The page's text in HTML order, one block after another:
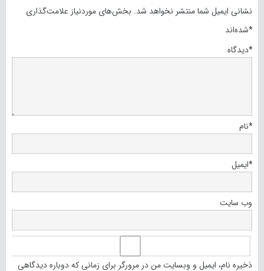
نشانی ایمیل شما منتشر نخواهد شد. بخش‌های موردنیاز علامت‌گذاری
شده‌اند*
دیدگاه*
نام*
ایمیل*
وب‌ سایت
ذخیره نام، ایمیل و وبسایت من در مرورگر برای زمانی که دوباره دیدگاهی